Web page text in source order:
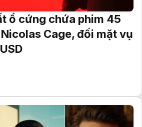
ổ cứng chứa phim 45
Cage, đối mặt vụ